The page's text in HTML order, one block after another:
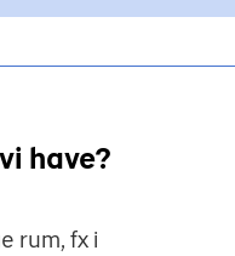
have?
rum, fx i